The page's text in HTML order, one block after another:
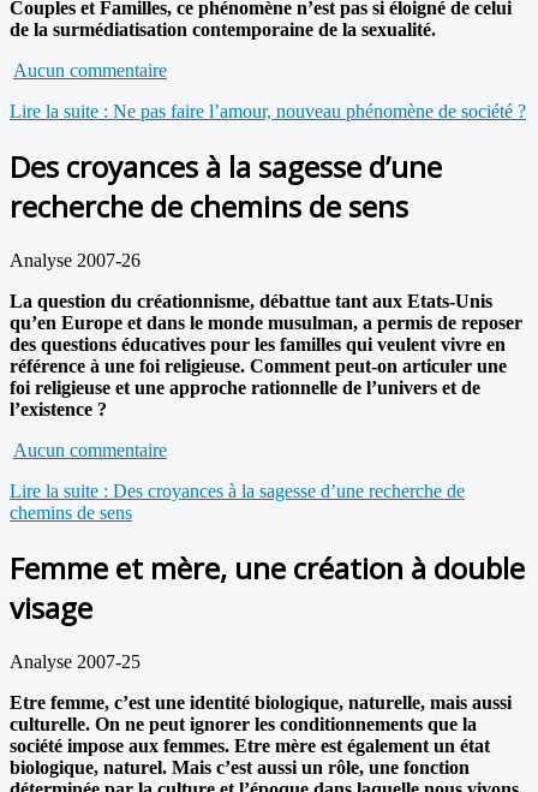
Couples et Familles, ce phénomène n’est pas si éloigné de celui
de la surmédiatisation contemporaine de la sexualité.
Aucun commentaire
Lire la suite : Ne pas faire l’amour, nouveau phénomène de société ?
Des croyances à la sagesse d’une
recherche de chemins de sens
Analyse 2007-26
La question du créationnisme, débattue tant aux Etats-Unis
qu’en Europe et dans le monde musulman, a permis de reposer
des questions éducatives pour les familles qui veulent vivre en
référence à une foi religieuse. Comment peut-on articuler une
foi religieuse et une approche rationnelle de l’univers et de
l’existence ?
Aucun commentaire
Lire la suite : Des croyances à la sagesse d’une recherche de
chemins de sens
Femme et mère, une création à double
visage
Analyse 2007-25
Etre femme, c’est une identité biologique, naturelle, mais aussi
culturelle. On ne peut ignorer les conditionnements que la
société impose aux femmes. Etre mère est également un état
biologique, naturel. Mais c’est aussi un rôle, une fonction